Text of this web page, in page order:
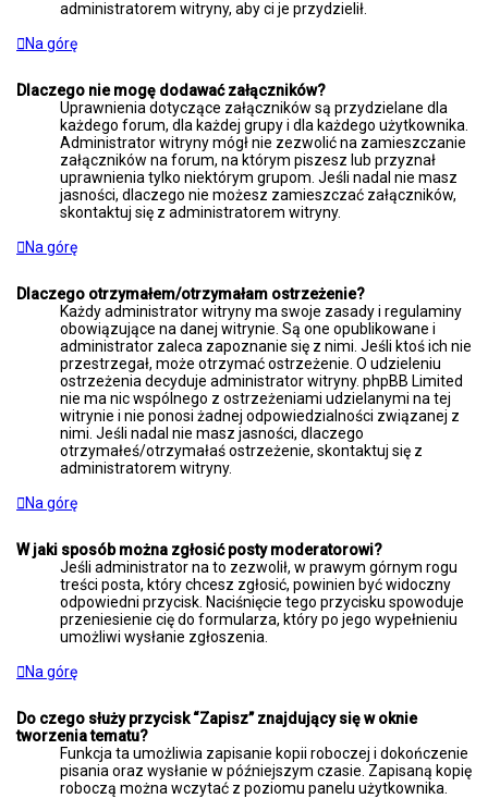
administratorem witryny, aby ci je przydzielił.
Na górę
Dlaczego nie mogę dodawać załączników?
Uprawnienia dotyczące załączników są przydzielane dla
każdego forum, dla każdej grupy i dla każdego użytkownika.
Administrator witryny mógł nie zezwolić na zamieszczanie
załączników na forum, na którym piszesz lub przyznał
uprawnienia tylko niektórym grupom. Jeśli nadal nie masz
jasności, dlaczego nie możesz zamieszczać załączników,
skontaktuj się z administratorem witryny.
Na górę
Dlaczego otrzymałem/otrzymałam ostrzeżenie?
Każdy administrator witryny ma swoje zasady i regulaminy
obowiązujące na danej witrynie. Są one opublikowane i
administrator zaleca zapoznanie się z nimi. Jeśli ktoś ich nie
przestrzegał, może otrzymać ostrzeżenie. O udzieleniu
ostrzeżenia decyduje administrator witryny. phpBB Limited
nie ma nic wspólnego z ostrzeżeniami udzielanymi na tej
witrynie i nie ponosi żadnej odpowiedzialności związanej z
nimi. Jeśli nadal nie masz jasności, dlaczego
otrzymałeś/otrzymałaś ostrzeżenie, skontaktuj się z
administratorem witryny.
Na górę
W jaki sposób można zgłosić posty moderatorowi?
Jeśli administrator na to zezwolił, w prawym górnym rogu
treści posta, który chcesz zgłosić, powinien być widoczny
odpowiedni przycisk. Naciśnięcie tego przycisku spowoduje
przeniesienie cię do formularza, który po jego wypełnieniu
umożliwi wysłanie zgłoszenia.
Na górę
Do czego służy przycisk “Zapisz” znajdujący się w oknie
tworzenia tematu?
Funkcja ta umożliwia zapisanie kopii roboczej i dokończenie
pisania oraz wysłanie w późniejszym czasie. Zapisaną kopię
roboczą można wczytać z poziomu panelu użytkownika.